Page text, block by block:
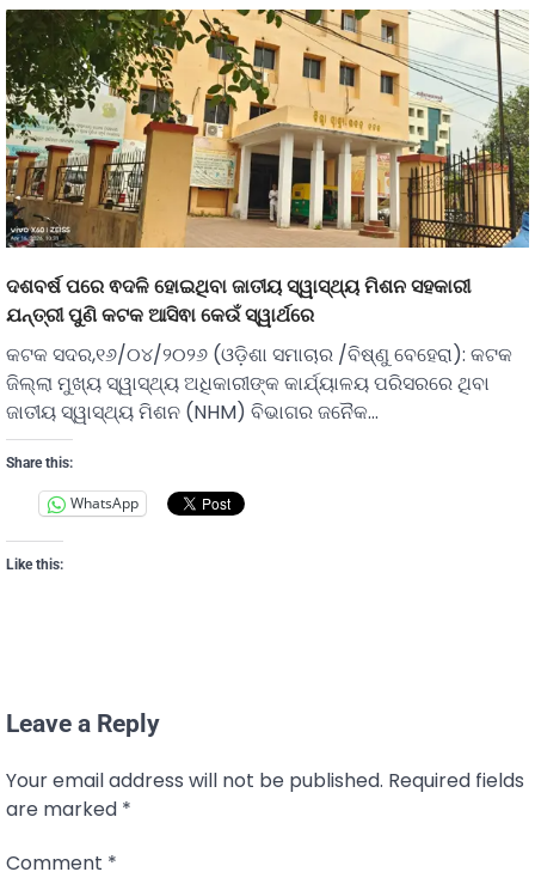
ଦଶବର୍ଷ ପରେ ଵଦଳି ହୋଇଥିବା ଜାତୀୟ ସ୍ୱାସ୍ଥ୍ୟ ମିଶନ ସହକାରୀ
ଯନ୍ତ୍ରୀ ପୁଣି କଟକ ଆସିଵା କେଉଁ ସ୍ୱାର୍ଥରେ
କଟକ ସଦର,୧୬/୦୪/୨୦୨୬ (ଓଡ଼ିଶା ସମାଚାର /ବିଷ୍ଣୁ ବେହେରା): କଟକ
ଜିଲ୍ଲା ମୁଖ୍ୟ ସ୍ୱାସ୍ଥ୍ୟ ଅଧିକାରୀଙ୍କ କାର୍ଯ୍ୟାଳୟ ପରିସରରେ ଥିବା
ଜାତୀୟ ସ୍ୱାସ୍ଥ୍ୟ ମିଶନ (NHM) ବିଭାଗର ଜନୈକ…
Share this:
WhatsApp
Like this:
Leave a Reply
Your email address will not be published. Required fields
are marked *
Comment *